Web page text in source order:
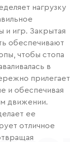
нагрузку
и игр. Закрытая
обеспечивают
чтобы стопа
в
прилегает
и обеспечивая
движении.
ее
отличное